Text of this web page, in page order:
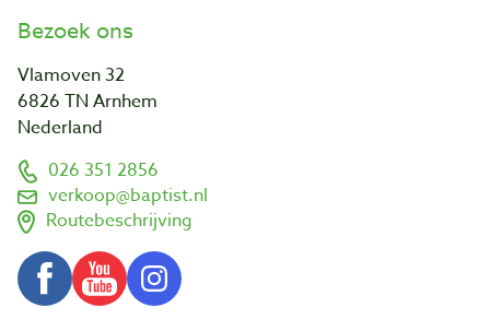
Bezoek ons
Vlamoven 32
6826 TN Arnhem
Nederland
026 351 2856
verkoop@baptist.nl
Routebeschrijving